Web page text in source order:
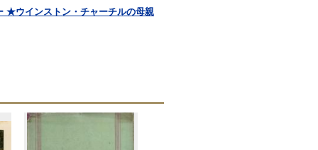
★ウインストン・チャーチルの母親